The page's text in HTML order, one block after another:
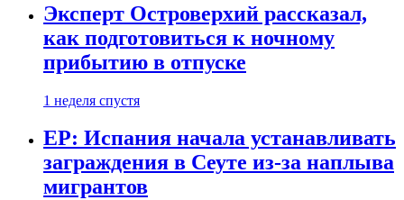
Эксперт Островерхий рассказал,
как подготовиться к ночному
прибытию в отпуске
1 неделя спустя
EP: Испания начала устанавливать
заграждения в Сеуте из-за наплыва
мигрантов